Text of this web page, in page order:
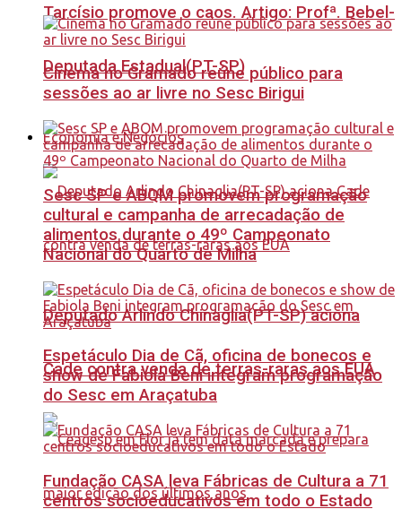
Tarcísio promove o caos. Artigo: Profª. Bebel-
Deputada Estadual(PT-SP)
Economia e Negócios
Deputado Arlindo Chinaglia(PT-SP) aciona
Cade contra venda de terras-raras aos EUA
Cinema no Gramado reúne público para
sessões ao ar livre no Sesc Birigui
Sesc SP e ABQM promovem programação
cultural e campanha de arrecadação de
alimentos durante o 49º Campeonato
Nacional do Quarto de Milha
Espetáculo Dia de Cã, oficina de bonecos e
show de Fabiola Beni integram programação
do Sesc em Araçatuba
Fundação CASA leva Fábricas de Cultura a 71
centros socioeducativos em todo o Estado